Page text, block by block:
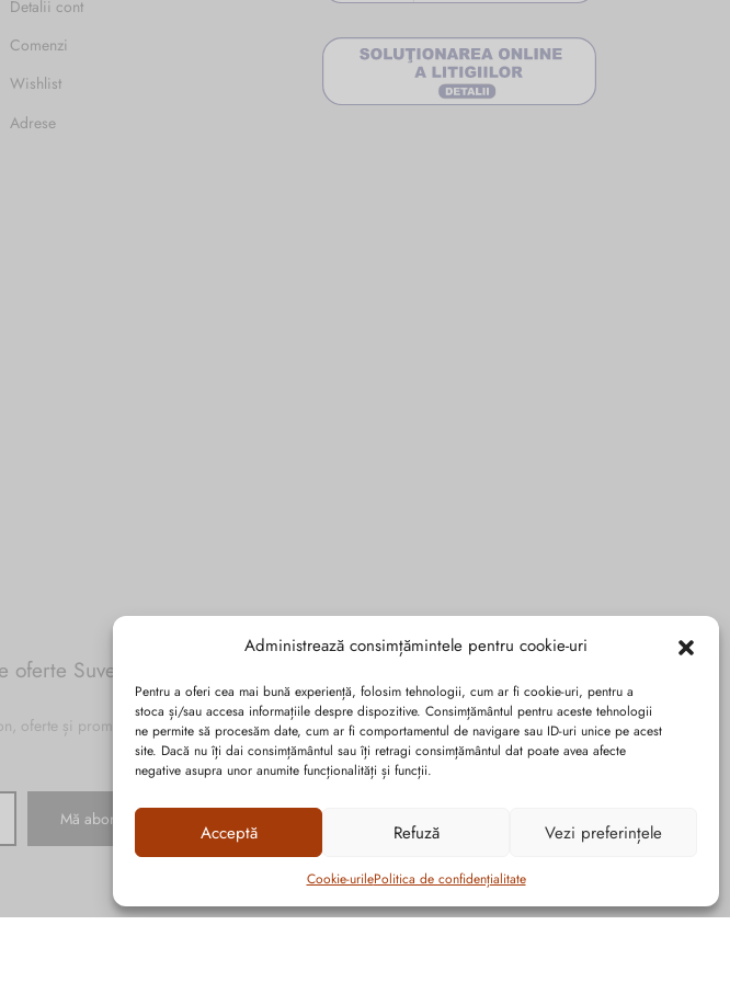
Administrează consimțămintele pentru cookie-uri
Pentru a oferi cea mai bună experiență, folosim tehnologii, cum ar fi cookie-uri, pentru a
stoca și/sau accesa informațiile despre dispozitive. Consimțământul pentru aceste tehnologii
ne permite să procesăm date, cum ar fi comportamentul de navigare sau ID-uri unice pe acest
site. Dacă nu îți dai consimțământul sau îți retragi consimțământul dat poate avea afecte
negative asupra unor anumite funcționalități și funcții.
Acceptă Refuză Vezi preferințele
Cookie-urilePolitica de confidențialitate
Detalii cont
Comenzi
Wishlist
Adrese
Suveran SRL
oferte și promoții de nerefuzat.